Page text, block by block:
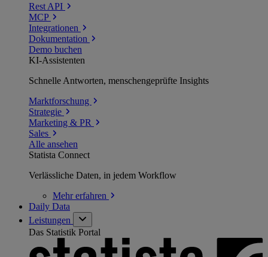
Rest API
MCP
Integrationen
Dokumentation
Demo buchen
KI-Assistenten
Schnelle Antworten, menschengeprüfte Insights
Marktforschung
Strategie
Marketing & PR
Sales
Alle ansehen
Statista Connect
Verlässliche Daten, in jedem Workflow
Mehrerfahren
Daily Data
Leistungen
Das Statistik Portal